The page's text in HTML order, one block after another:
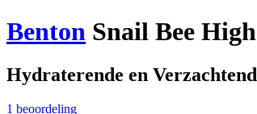
Benton Snail Bee
Hydraterende en
1 beoordeling